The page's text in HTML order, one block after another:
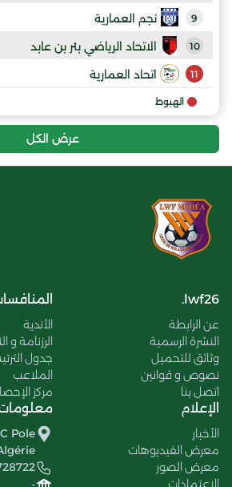
9 نجم العمارية
10 الاتحاد الرياضي بئر بن عابد
11 اتحاد العمارية
الهبوط
عرض الكل
lwf26.
عن الرابطة
النشرة الرسمية
وثائق للتحميل
نصوص و قوانين
اتصل بنا
الأندية
الرزنامة و
جدول
الملاعب
مركز
الإعلام
الأخبار
معرض الفيديوهات
معرض الصور
الإعتمادات
معلومات
Pole